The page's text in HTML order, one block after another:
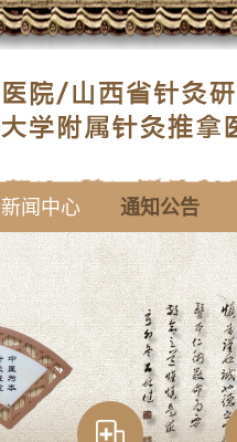
新闻中心 通知公告